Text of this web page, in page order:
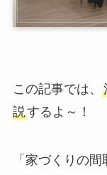
この記事では、
説するよ～！
「家づくりの